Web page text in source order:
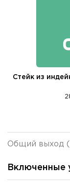
Стейк из
Общий выход
Включенные